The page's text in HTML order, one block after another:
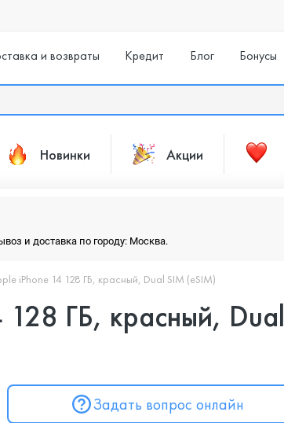
и возвраты Кредит Блог Бонусы
Новинки Акции
и доставка по городу: Москва.
iPhone 14 128 ГБ, красный, Dual SIM (eSIM)
ГБ, красный, Dual
Задать вопрос онлайн